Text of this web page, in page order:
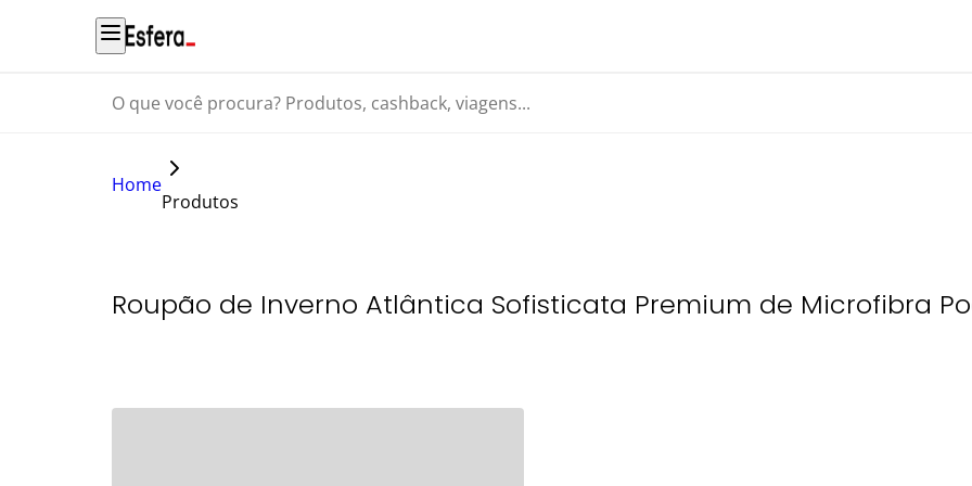
O que você procura? Produtos, cashback, viagens...
Home
Produtos
Roupão de Inverno Atlântica Sofisticata Premium de Microfibra